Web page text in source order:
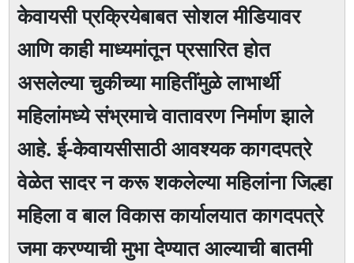
केवायसी प्रक्रियेबाबत सोशल मीडियावर
आणि काही माध्यमांतून प्रसारित होत
असलेल्या चुकीच्या माहितींमुळे लाभार्थी
महिलांमध्ये संभ्रमाचे वातावरण निर्माण झाले
आहे. ई-केवायसीसाठी आवश्यक कागदपत्रे
वेळेत सादर न करू शकलेल्या महिलांना जिल्हा
महिला व बाल विकास कार्यालयात कागदपत्रे
जमा करण्याची मुभा देण्यात आल्याची बातमी